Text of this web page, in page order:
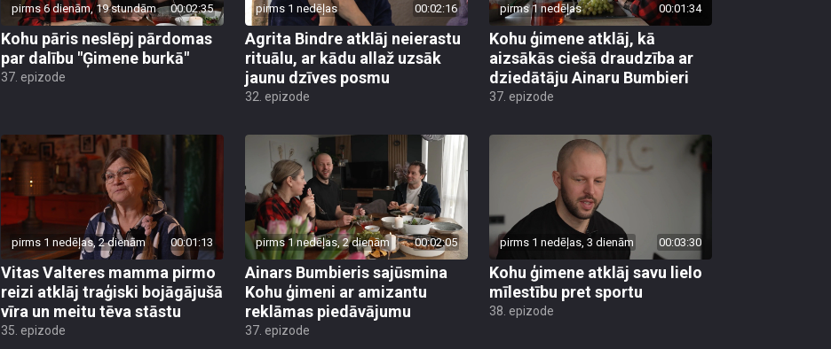
pirms 6 dienām, 19 stundām 00:02:35
Kohu pāris neslēpj pārdomas
par dalību "Ģimene burkā"
37. epizode
pirms 1 nedēļas 00:02:16
Agrita Bindre atklāj neierastu
rituālu, ar kādu allaž uzsāk
jaunu dzīves posmu
32. epizode
pirms 1 nedēļas 00:01:34
Kohu ģimene atklāj, kā
aizsākās ciešā draudzība ar
dziedātāju Ainaru Bumbieri
37. epizode
pirms 1 nedēļas, 2 dienām 00:01:13
Vitas Valteres mamma pirmo
reizi atklāj traģiski bojāgājušā
vīra un meitu tēva stāstu
35. epizode
pirms 1 nedēļas, 2 dienām 00:02:05
Ainars Bumbieris sajūsmina
Kohu ģimeni ar amizantu
reklāmas piedāvājumu
37. epizode
pirms 1 nedēļas, 3 dienām 00:03:30
Kohu ģimene atklāj savu lielo
mīlestību pret sportu
38. epizode